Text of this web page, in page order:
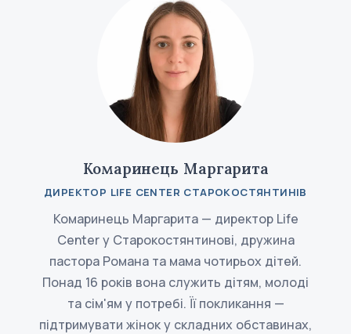
Комаринець Маргарита
ДИРЕКТОР LIFE CENTER СТАРОКОСТЯНТИНІВ
Комаринець Маргарита — директор Life
Center у Старокостянтинові, дружина
пастора Романа та мама чотирьох дітей.
Понад 16 років вона служить дітям, молоді
та сім'ям у потребі. Її покликання —
підтримувати жінок у складних обставинах,